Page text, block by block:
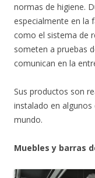
normas de higiene.
especialmente en la
como el sistema de
someten a pruebas
comunican en la
Sus productos son
instalado en
mundo.
Muebles y barras